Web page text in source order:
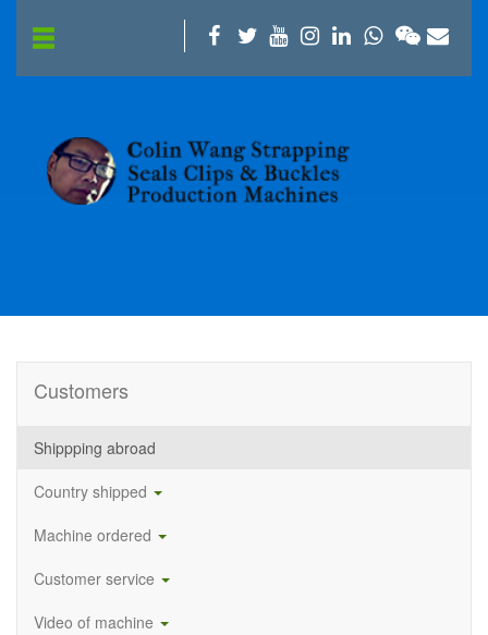
Customers
Shippping abroad
Country shipped
Machine ordered
Customer service
Video of machine